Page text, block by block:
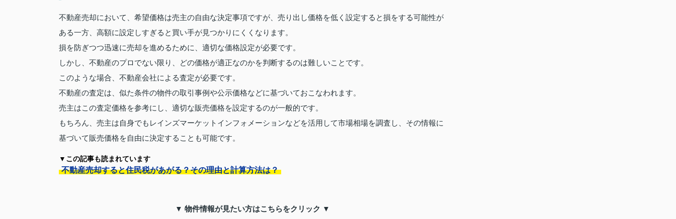
不動産売却において、希望価格は売主の自由な決定事項ですが、売り出し価格を低く設定すると損をする可能性が
ある一方、高額に設定しすぎると買い手が見つかりにくくなります。
損を防ぎつつ迅速に売却を進めるために、適切な価格設定が必要です。
しかし、不動産のプロでない限り、どの価格が適正なのかを判断するのは難しいことです。
このような場合、不動産会社による査定が必要です。
不動産の査定は、似た条件の物件の取引事例や公示価格などに基づいておこなわれます。
売主はこの査定価格を参考にし、適切な販売価格を設定するのが一般的です。
もちろん、売主は自身でもレインズマーケットインフォメーションなどを活用して市場相場を調査し、その情報に
基づいて販売価格を自由に決定することも可能です。
▼この記事も読まれています
不動産売却すると住民税があがる？その理由と計算方法は？
▼ 物件情報が見たい方はこちらをクリック ▼